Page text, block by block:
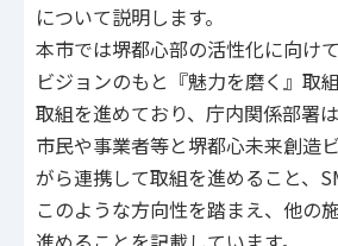
について説明します。
本市では堺都心部の活性化に向け
ビジョンのもと『魅力を磨く』取
取組を進めており、庁内関係部署
市民や事業者等と堺都心未来創造
がら連携して取組を進めること、
このような方向性を踏まえ、他の